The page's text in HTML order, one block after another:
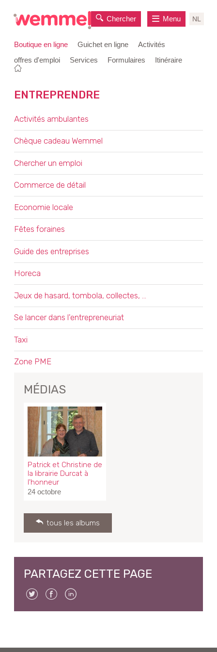
Boutique en ligne Guichet en ligne
Activités
offres d'emploi
Services Formulaires Itinéraire
Chercher NL
Menu
Vous
ici: départ
ENTREPRENDRE
OVERZICHT
Activités ambulantes
Chèque cadeau Wemmel
Chercher un emploi
Commerce de détail
Economie locale
Fêtes foraines
Guide des entreprises
Horeca
Jeux de hasard, tombola, collectes, …
Se lancer dans l'entrepreneuriat
Taxi
Zone PME
MÉDIAS
Patrick et Christine de
la librairie Durcat à
l'honneur
24 octobre
tous les albums
PARTAGEZ CETTE PAGE
Twitter Facebook